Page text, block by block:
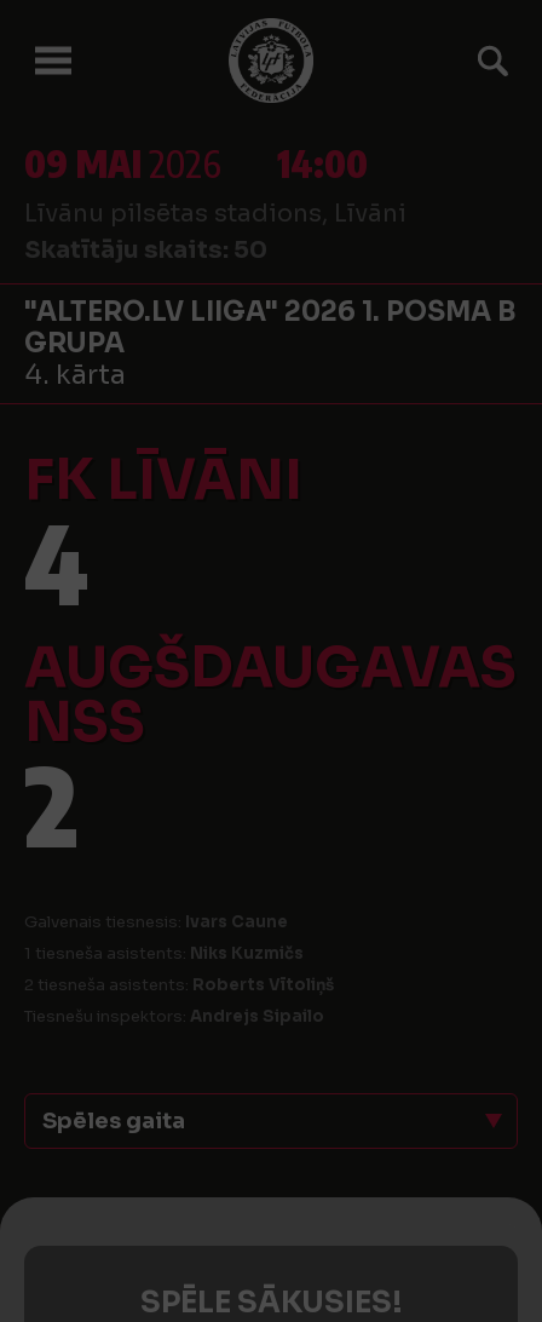
09 MAI2026 14:00
Līvānu pilsētas stadions, Līvāni
Skatītāju skaits: 50
"ALTERO.LV LIIGA" 2026 1. POSMA B
GRUPA
4. kārta
FK LĪVĀNI
4
AUGŠDAUGAVAS
NSS
2
Galvenais tiesnesis: Ivars Caune
1 tiesneša asistents: Niks Kuzmičs
2 tiesneša asistents: Roberts Vītoliņš
Tiesnešu inspektors: Andrejs Sipailo
Spēles gaita
SPĒLE SĀKUSIES!